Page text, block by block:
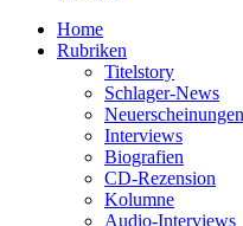
Home
Rubriken
Titelstory
Schlager-News
Neuerscheinungen
Interviews
Biografien
CD-Rezension
Kolumne
Audio-Interviews